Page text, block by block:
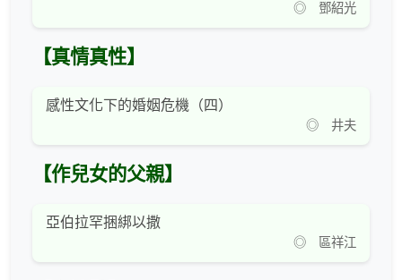
◎ 鄧紹光
【真情真性】
感性文化下的婚姻危機（四）
◎ 井夫
【作兒女的父親】
亞伯拉罕捆綁以撒
◎ 區祥江